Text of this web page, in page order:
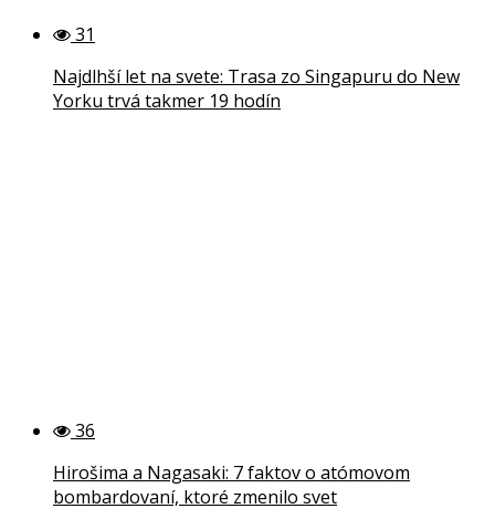
31
Najdlhší let na svete: Trasa zo Singapuru do New
Yorku trvá takmer 19 hodín
36
Hirošima a Nagasaki: 7 faktov o atómovom
bombardovaní, ktoré zmenilo svet